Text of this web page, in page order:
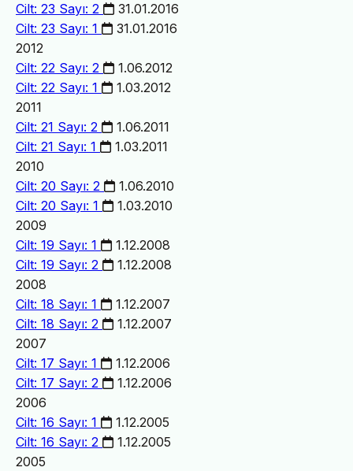
Cilt: 23 Sayı: 2
31.01.2016
Cilt: 23 Sayı: 1
31.01.2016
2012
Cilt: 22 Sayı: 2
1.06.2012
Cilt: 22 Sayı: 1
1.03.2012
2011
Cilt: 21 Sayı: 2
1.06.2011
Cilt: 21 Sayı: 1
1.03.2011
2010
Cilt: 20 Sayı: 2
1.06.2010
Cilt: 20 Sayı: 1
1.03.2010
2009
Cilt: 19 Sayı: 1
1.12.2008
Cilt: 19 Sayı: 2
1.12.2008
2008
Cilt: 18 Sayı: 1
1.12.2007
Cilt: 18 Sayı: 2
1.12.2007
2007
Cilt: 17 Sayı: 1
1.12.2006
Cilt: 17 Sayı: 2
1.12.2006
2006
Cilt: 16 Sayı: 1
1.12.2005
Cilt: 16 Sayı: 2
1.12.2005
2005